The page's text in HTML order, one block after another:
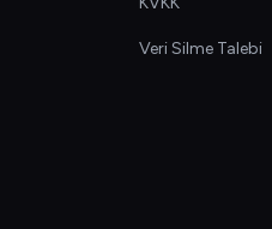
Veri Silme Talebi